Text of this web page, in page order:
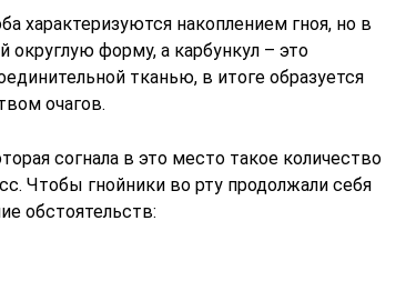
характеризуются накоплением гноя, но в
форму, а карбункул – это
тканью, в итоге образуется
очагов.
согнала в это место такое количество
Чтобы гнойники во рту продолжали себя
обстоятельств: